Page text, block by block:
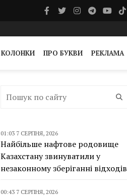
КОЛОНКИ ПРО БУКВИ РЕКЛАМА
01:03 7 СЕРПНЯ, 2026
Найбільше нафтове родовище
Казахстану звинуватили у
незаконному зберіганні відходів
00:43 7 СЕРПНЯ, 2026